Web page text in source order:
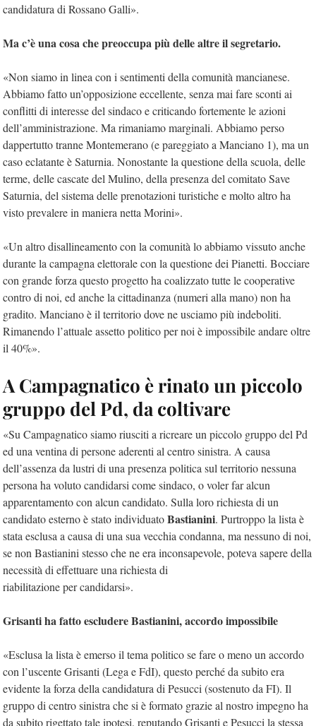
candidatura di Rossano Galli».
Ma c’è una cosa che preoccupa più delle altre il segretario.
«Non siamo in linea con i sentimenti della comunità mancianese.
Abbiamo fatto un’opposizione eccellente, senza mai fare sconti ai
conflitti di interesse del sindaco e criticando fortemente le azioni
dell’amministrazione. Ma rimaniamo marginali. Abbiamo perso
dappertutto tranne Montemerano (e pareggiato a Manciano 1), ma un
caso eclatante è Saturnia. Nonostante la questione della scuola, delle
terme, delle cascate del Mulino, della presenza del comitato Save
Saturnia, del sistema delle prenotazioni turistiche e molto altro ha
visto prevalere in maniera netta Morini».
«Un altro disallineamento con la comunità lo abbiamo vissuto anche
durante la campagna elettorale con la questione dei Pianetti. Bocciare
con grande forza questo progetto ha coalizzato tutte le cooperative
contro di noi, ed anche la cittadinanza (numeri alla mano) non ha
gradito. Manciano è il territorio dove ne usciamo più indeboliti.
Rimanendo l’attuale assetto politico per noi è impossibile andare oltre
il 40%».
A Campagnatico è rinato un piccolo
gruppo del Pd, da coltivare
«Su Campagnatico siamo riusciti a ricreare un piccolo gruppo del Pd
ed una ventina di persone aderenti al centro sinistra. A causa
dell’assenza da lustri di una presenza politica sul territorio nessuna
persona ha voluto candidarsi come sindaco, o voler far alcun
apparentamento con alcun candidato. Sulla loro richiesta di un
candidato esterno è stato individuatoBastianini. Purtroppo la lista è
stata esclusa a causa di una sua vecchia condanna, ma nessuno di noi,
se non Bastianini stesso che ne era inconsapevole, poteva sapere della
necessità di effettuare una richiesta di
riabilitazione per candidarsi».
Grisanti ha fatto escludere Bastianini, accordo impossibile
«Esclusa la lista è emerso il tema politico se fare o meno un accordo
con l’uscente Grisanti (Lega e FdI), questo perché da subito era
evidente la forza della candidatura di Pesucci (sostenuto da FI). Il
gruppo di centro sinistra che si è formato grazie al nostro impegno ha
da subito rigettato tale ipotesi, reputando Grisanti e Pesucci la stessa